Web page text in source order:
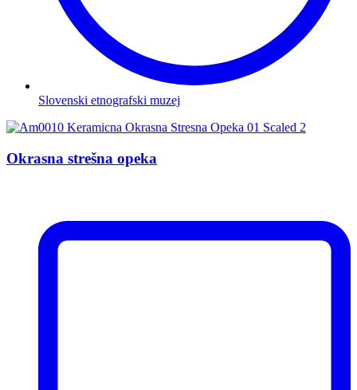
Slovenski etnografski muzej
Okrasna strešna opeka